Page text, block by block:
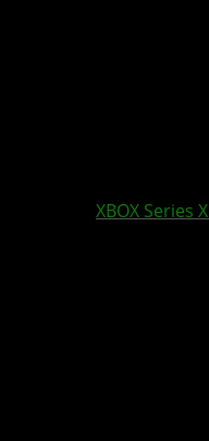
XBOX Series X